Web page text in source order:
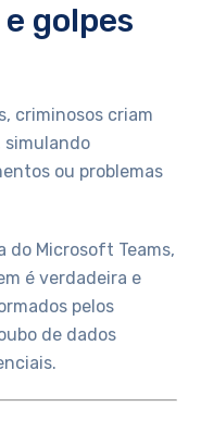
golpes
criminosos criam
simulando
ou problemas
do Microsoft Teams,
é verdadeira e
pelos
de dados